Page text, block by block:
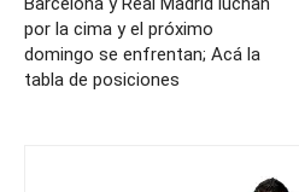
por la cima y el próximo
domingo se enfrentan; Acá la
tabla de posiciones